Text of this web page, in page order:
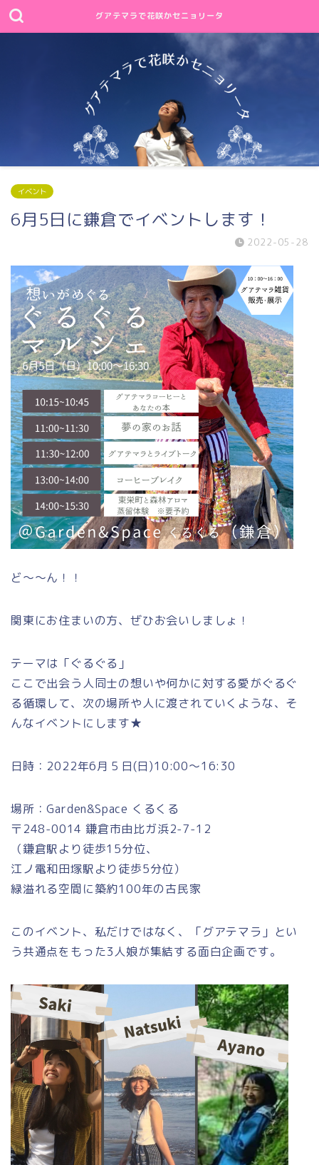
グアテマラで花咲かセニョリータ
イベント
6月5日に鎌倉でイベントします！
2022-05-28
ど～～ん！！
関東にお住まいの方、ぜひお会いしましょ！
テーマは「ぐるぐる」
ここで出会う人同士の想いや何かに対する愛がぐるぐ
る循環して、次の場所や人に渡されていくような、そ
んなイベントにします★
日時：2022年6月５日(日)10:00〜16:30
場所：Garden&Space くるくる
〒248-0014 鎌倉市由比ガ浜2-7-12
（鎌倉駅より徒歩15分位、
江ノ電和田塚駅より徒歩5分位）
緑溢れる空間に築約100年の古民家
このイベント、私だけではなく、「グアテマラ」とい
う共通点をもった3人娘が集結する面白企画です。